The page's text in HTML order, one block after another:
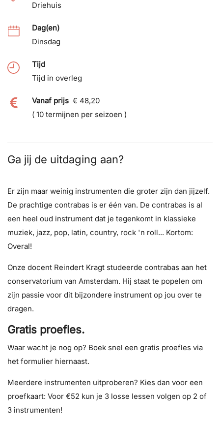
Driehuis
Dag(en)
Dinsdag
Tijd
Tijd in overleg
Vanaf prijs € 48,20
( 10 termijnen per seizoen )
Ga jij de uitdaging aan?
Er zijn maar weinig instrumenten die groter zijn dan jijzelf.
De prachtige contrabas is er één van. De contrabas is al
een heel oud instrument dat je tegenkomt in klassieke
muziek, jazz, pop, latin, country, rock 'n roll... Kortom:
Overal!
Onze docent Reindert Kragt studeerde contrabas aan het
conservatorium van Amsterdam. Hij staat te popelen om
zijn passie voor dit bijzondere instrument op jou over te
dragen.
Gratis proefles.
Waar wacht je nog op? Boek snel een gratis proefles via
het formulier hiernaast.
Meerdere instrumenten uitproberen? Kies dan voor een
proefkaart: Voor €52 kun je 3 losse lessen volgen op 2 of
3 instrumenten!